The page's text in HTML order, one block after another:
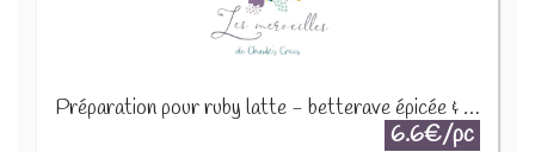
Préparation pour ruby latte - betterave épicée & vanille 30g
6.6€/pc